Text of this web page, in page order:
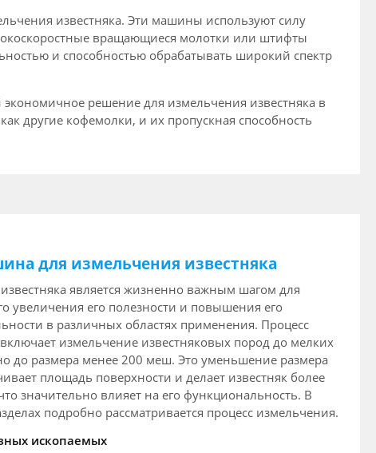
известняка. Эти машины используют силу
вращающиеся молотки или штифты
и способностью обрабатывать широкий спектр
решение для измельчения известняка в
другие кофемолки, и их пропускная способность
для измельчения известняка
является жизненно важным шагом для
увеличения его полезности и повышения его
в различных областях применения. Процесс
измельчение известняковых пород до мелких
до размера менее 200 меш. Это уменьшение размера
площадь поверхности и делает известняк более
значительно влияет на его функциональность. В
подробно рассматривается процесс измельчения.
ископаемых